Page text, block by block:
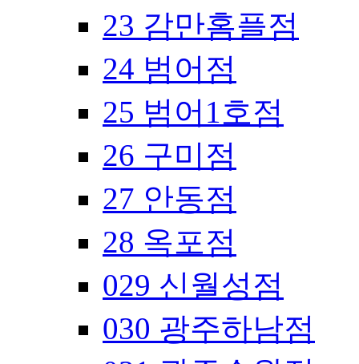
23 감만홈플점
24 범어점
25 범어1호점
26 구미점
27 안동점
28 옥포점
029 신월성점
030 광주하남점